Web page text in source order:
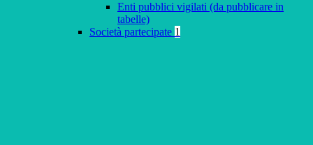
Enti pubblici vigilati (da pubblicare in
tabelle)
Società partecipate 1